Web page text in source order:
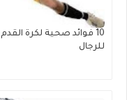
10 فوائد صحية لكرة القدم
للرجال